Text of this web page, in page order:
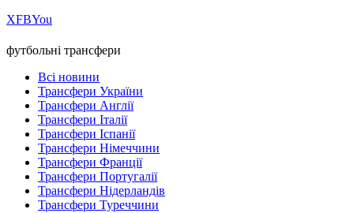
ХFBYou
футбольні трансфери
Всі новини
Трансфери України
Трансфери Англії
Трансфери Італії
Трансфери Іспанії
Трансфери Німеччини
Трансфери Франції
Трансфери Португалії
Трансфери Нідерландів
Трансфери Туреччини